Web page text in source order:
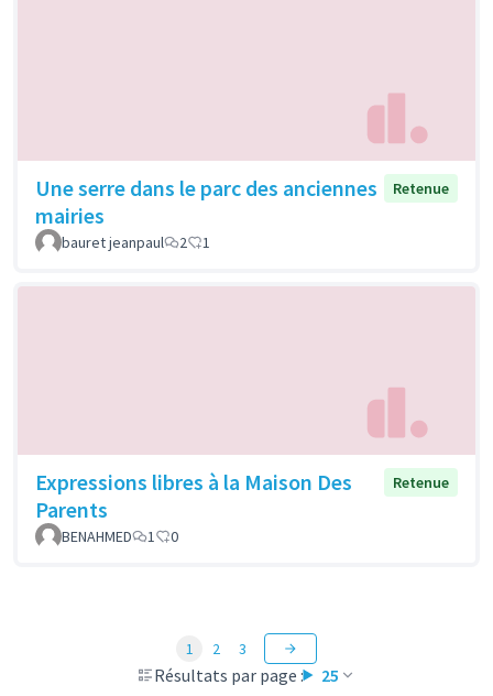
Une serre dans le parc des anciennes
mairies
Retenue
bauret jeanpaul 2 1
Expressions libres à la Maison Des
Parents
Retenue
BENAHMED 1 0
Résultats par page : 25
1 2 3